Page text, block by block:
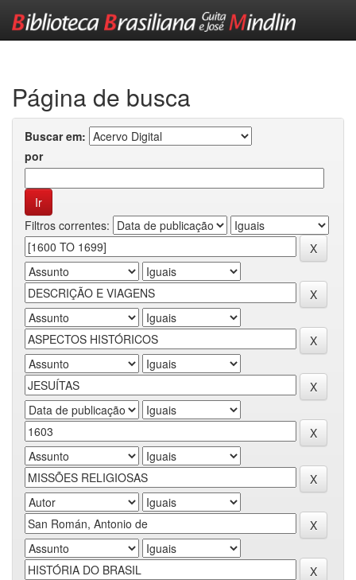
Página de busca
Buscar em:
por
Filtros correntes: